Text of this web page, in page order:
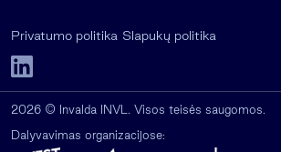
Privatumo politika Slapukų politika
2026 © Invalda INVL. Visos teisės saugomos.
Dalyvavimas organizacijose: